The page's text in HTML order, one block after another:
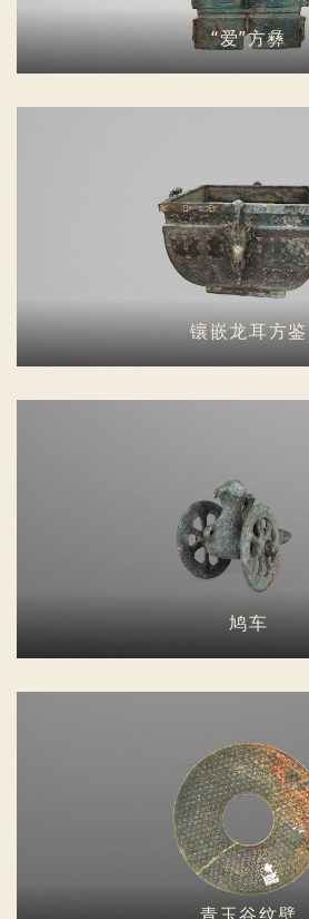
“爱”方彝
镶嵌龙耳方鉴
鸠车